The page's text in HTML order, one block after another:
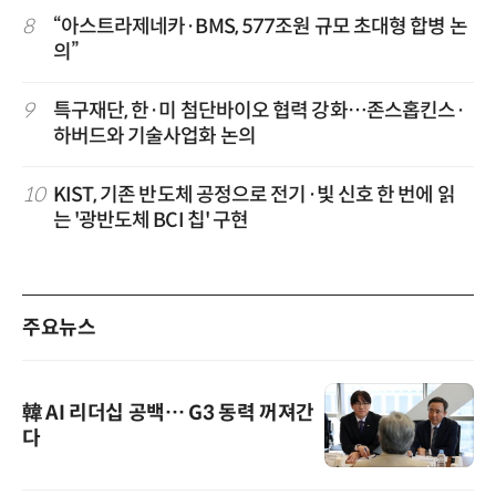
8
“아스트라제네카·BMS, 577조원 규모 초대형 합병 논
의”
9
특구재단, 한·미 첨단바이오 협력 강화…존스홉킨스·
하버드와 기술사업화 논의
10 KIST, 기존 반도체 공정으로 전기·빛 신호 한 번에 읽
는 '광반도체 BCI 칩' 구현
주요뉴스
韓 AI 리더십 공백… G3 동력 꺼져간
다